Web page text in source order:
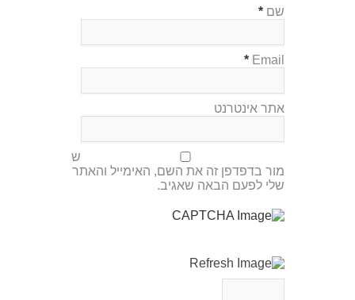
שם *
Email
*
אתר אינטרנט
ש
מור בדפדפן זה את השם, האימייל והאתר
שלי לפעם הבאה שאגיב.